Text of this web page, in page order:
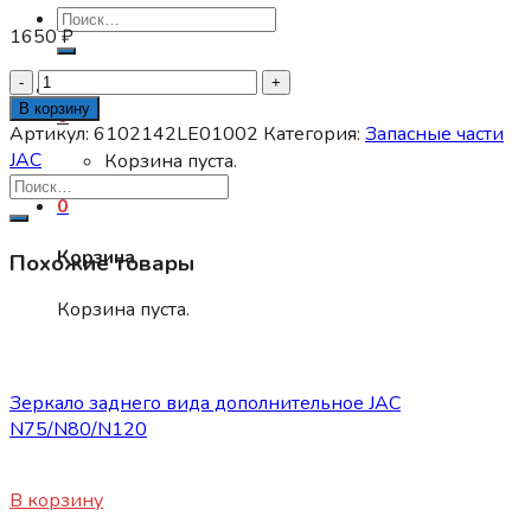
Искать:
0
Корзина пуста.
0
Корзина
Корзина пуста.
1650₽
Количество
товара
Накладка
двери
левой
декоративная
JAC
КАМАЗ
В корзину
Артикул: 6102142LE01002 Категория: Запасные части
JAC
Похожие товары
Зеркало заднего вида дополнительное JAC
N75/N80/N120
В корзину